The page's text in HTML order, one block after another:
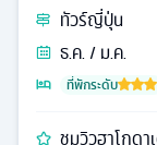
ทัวร์ญี่ปุ่น
ธ.ค. / ม.ค.
ที่พักระดับ
ชมวิวฮาโกดา